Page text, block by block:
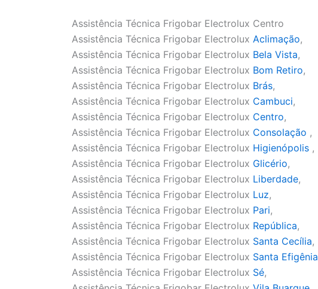
Assistência Técnica Frigobar Electrolux Centro
Assistência Técnica Frigobar Electrolux Aclimação,
Assistência Técnica Frigobar Electrolux Bela Vista,
Assistência Técnica Frigobar Electrolux Bom Retiro,
Assistência Técnica Frigobar Electrolux Brás,
Assistência Técnica Frigobar Electrolux Cambuci,
Assistência Técnica Frigobar Electrolux Centro,
Assistência Técnica Frigobar Electrolux Consolação ,
Assistência Técnica Frigobar Electrolux Higienópolis ,
Assistência Técnica Frigobar Electrolux Glicério,
Assistência Técnica Frigobar Electrolux Liberdade,
Assistência Técnica Frigobar Electrolux Luz,
Assistência Técnica Frigobar Electrolux Pari,
Assistência Técnica Frigobar Electrolux República,
Assistência Técnica Frigobar Electrolux Santa Cecília,
Assistência Técnica Frigobar Electrolux Santa Efigênia
Assistência Técnica Frigobar Electrolux Sé,